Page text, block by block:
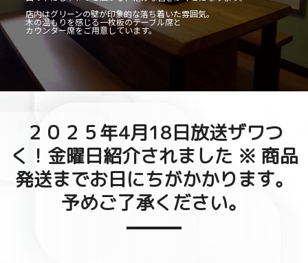
店内はグリーンの壁が印象的な落ち着いた雰囲気。
木の温もりを感じる一枚板のテーブル席と
カウンター席をご用意しています。
２０２５年4月18日放送ザワつ
く！金曜日紹介されました ※ 商品
発送までお日にちがかかります。
予めご了承ください。